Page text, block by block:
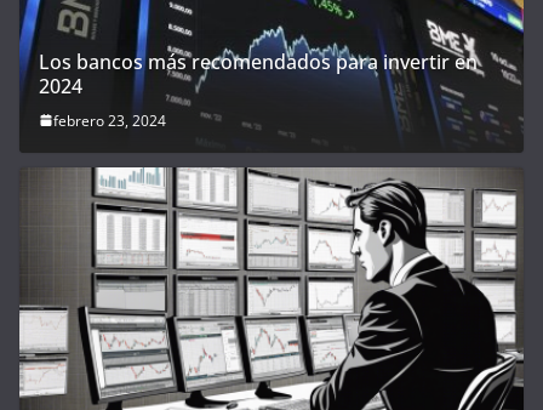
Los bancos más recomendados para invertir en
2024
febrero 23, 2024